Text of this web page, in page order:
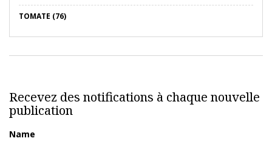
TOMATE (76)
Recevez des notifications à chaque nouvelle
publication
Name